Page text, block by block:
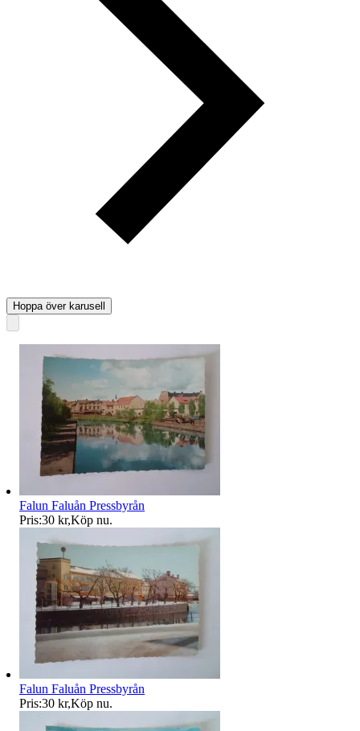
Hoppa över karusell
Falun Faluån Pressbyrån
Pris:30 kr,Köp nu.
Falun Faluån Pressbyrån
Pris:30 kr,Köp nu.